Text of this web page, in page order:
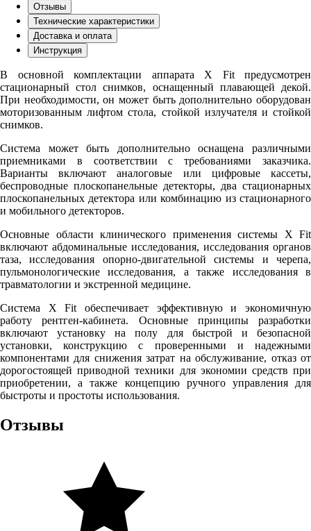
Отзывы
Технические характеристики
Доставка и оплата
Инструкция
В основной комплектации аппарата X Fit предусмотрен
стационарный стол снимков, оснащенный плавающей декой.
При необходимости, он может быть дополнительно оборудован
моторизованным лифтом стола, стойкой излучателя и стойкой
снимков.
Система может быть дополнительно оснащена различными
приемниками в соответствии с требованиями заказчика.
Варианты включают аналоговые или цифровые кассеты,
беспроводные плоскопанельные детекторы, два стационарных
плоскопанельных детектора или комбинацию из стационарного
и мобильного детекторов.
Основные области клинического применения системы X Fit
включают абдоминальные исследования, исследования органов
таза, исследования опорно-двигательной системы и черепа,
пульмонологические исследования, а также исследования в
травматологии и экстренной медицине.
Система X Fit обеспечивает эффективную и экономичную
работу рентген-кабинета. Основные принципы разработки
включают установку на полу для быстрой и безопасной
установки, конструкцию с проверенными и надежными
компонентами для снижения затрат на обслуживание, отказ от
дорогостоящей приводной техники для экономии средств при
приобретении, а также концепцию ручного управления для
быстроты и простоты использования.
Отзывы